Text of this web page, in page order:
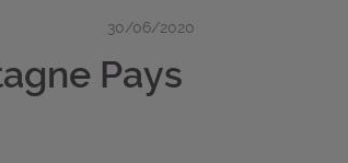
30/06/2020
Pays